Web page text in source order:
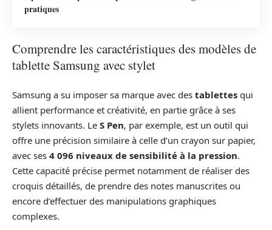
pratiques
Comprendre les caractéristiques des modèles de
tablette Samsung avec stylet
Samsung a su imposer sa marque avec des tablettes qui
allient performance et créativité, en partie grâce à ses
stylets innovants. Le S Pen, par exemple, est un outil qui
offre une précision similaire à celle d’un crayon sur papier,
avec ses 4 096 niveaux de sensibilité à la pression.
Cette capacité précise permet notamment de réaliser des
croquis détaillés, de prendre des notes manuscrites ou
encore d’effectuer des manipulations graphiques
complexes.